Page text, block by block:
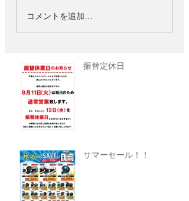
コメントを追加…
振替定休日
サマーセール！！